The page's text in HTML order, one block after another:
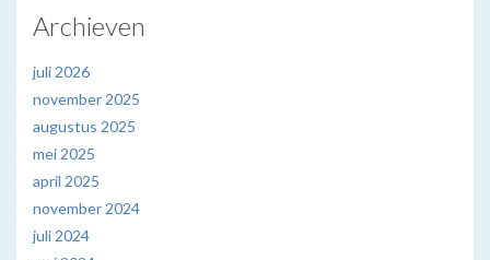
Archieven
juli 2026
november 2025
augustus 2025
mei 2025
april 2025
november 2024
juli 2024